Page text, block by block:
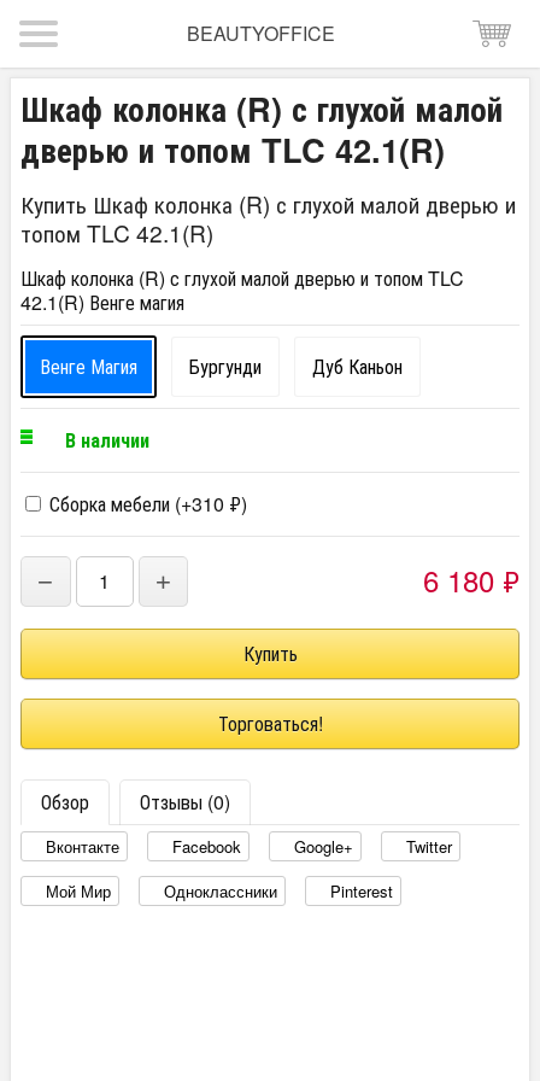
BEAUTYOFFICE
Шкаф колонка (R) с глухой малой
дверью и топом TLC 42.1(R)
Купить Шкаф колонка (R) с глухой малой дверью и
топом TLC 42.1(R)
Шкаф колонка (R) с глухой малой дверью и топом TLC
42.1(R) Венге магия
Венге Магия Бургунди Дуб Каньон
В наличии
Сборка мебели (+310 ₽)
− + 6 180 ₽
Торговаться!
Обзор Отзывы (0)
Вконтакте Facebook Google+
Twitter
Мой Мир
Одноклассники Pinterest